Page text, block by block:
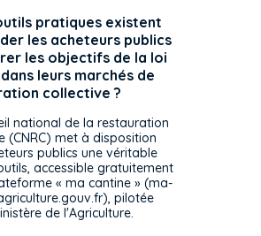
pratiques existent
les acheteurs publics
les objectifs de la loi
leurs marchés de
collective ?
national de la restauration
(CNRC) met à disposition
publics une véritable
accessible gratuitement
« ma cantine » (ma-
pilotée
de l'Agriculture.